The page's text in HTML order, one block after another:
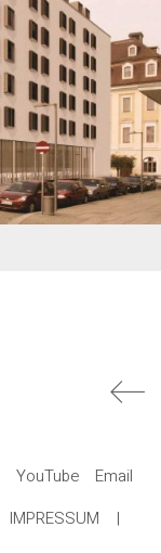
YouTube
Email
IMPRESSUM |